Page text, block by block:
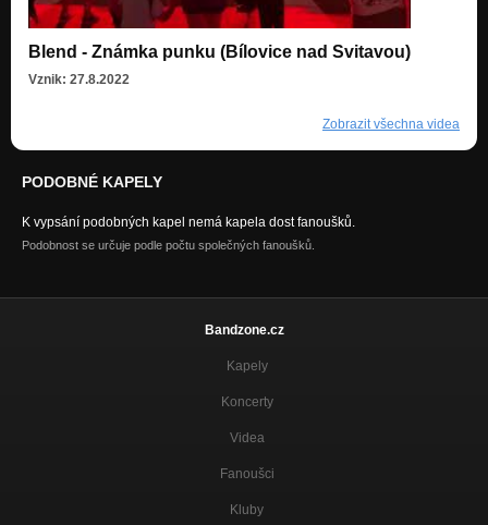
Blend - Známka punku (Bílovice nad Svitavou)
Vznik: 27.8.2022
Zobrazit všechna videa
PODOBNÉ KAPELY
K vypsání podobných kapel nemá kapela dost fanoušků.
Podobnost se určuje podle počtu společných fanoušků.
Bandzone.cz
Kapely
Koncerty
Videa
Fanoušci
Kluby